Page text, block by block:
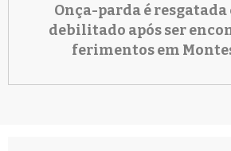
Onça-parda é resgatada
debilitado após ser
ferimentos em